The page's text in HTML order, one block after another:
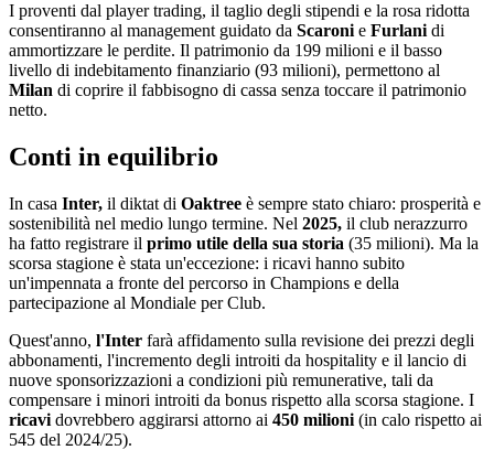
I proventi dal player trading, il taglio degli stipendi e la rosa ridotta
consentiranno al management guidato da Scaroni e Furlani di
ammortizzare le perdite. Il patrimonio da 199 milioni e il basso
livello di indebitamento finanziario (93 milioni), permettono al
Milan di coprire il fabbisogno di cassa senza toccare il patrimonio
netto.
Conti in equilibrio
In casa Inter, il diktat di Oaktree è sempre stato chiaro: prosperità e
sostenibilità nel medio lungo termine. Nel 2025, il club nerazzurro
ha fatto registrare il primo utile della sua storia (35 milioni). Ma la
scorsa stagione è stata un'eccezione: i ricavi hanno subito
un'impennata a fronte del percorso in Champions e della
partecipazione al Mondiale per Club.
Quest'anno, l'Inter farà affidamento sulla revisione dei prezzi degli
abbonamenti, l'incremento degli introiti da hospitality e il lancio di
nuove sponsorizzazioni a condizioni più remunerative, tali da
compensare i minori introiti da bonus rispetto alla scorsa stagione. I
ricavi dovrebbero aggirarsi attorno ai 450 milioni (in calo rispetto ai
545 del 2024/25).